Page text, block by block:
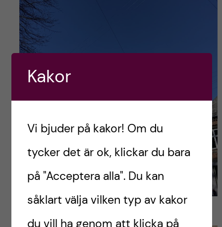
Rebellisk graffiti i Nørrebro. Foto: Petra Nord.
Kakor
Vi bjuder på kakor! Om du
tycker det är ok, klickar du bara
på "Acceptera alla". Du kan
såklart välja vilken typ av kakor
du vill ha genom att klicka på